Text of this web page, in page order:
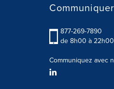
877-269-7890
de 8h00 à 22h00
Communiquez avec